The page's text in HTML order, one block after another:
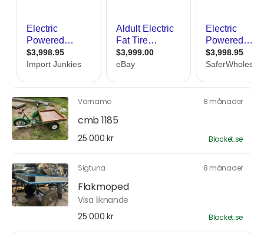
Värnamo 8 månader
cmb 1185
25 000 kr Blocket.se
Sigtuna 8 månader
Flakmoped
Visa liknande
25 000 kr
Blocket.se